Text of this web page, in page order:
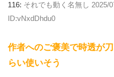
116: それでも動く名無し 2025/
ID:vNxdDhdu0
作者へのご褒美で時透が
らい使いそう